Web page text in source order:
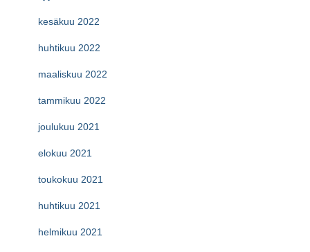
kesäkuu 2022
huhtikuu 2022
maaliskuu 2022
tammikuu 2022
joulukuu 2021
elokuu 2021
toukokuu 2021
huhtikuu 2021
helmikuu 2021